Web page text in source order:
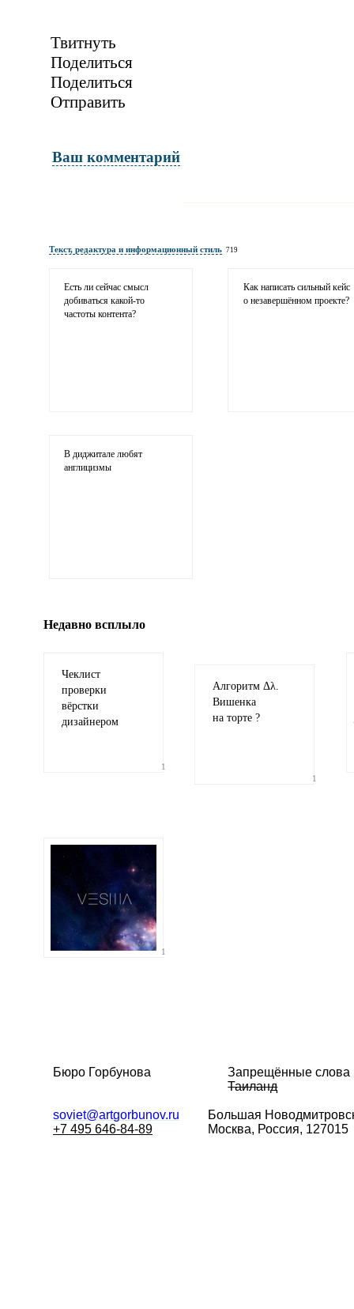
Твитнуть
Поделиться
Поделиться
Отправить
Ваш комментарий
обязательны полностью для публикации
Текст, редактура и информационный стиль 719
Есть ли сейчас смысл
добиватьсякакой-то
частоты контента?
Как написать сильный кейс
о незавершённом проекте?
В диджитале любят
англицизмы
Недавно всплыло
Чеклист
проверки
вёрстки
дизайнером
1
Алгоритм Δλ.
Вишенка
на торте ?
1
1
Бюро Горбунова
Запрещённые слова
Таиланд
soviet@artgorbunov.ru
+7 495 646-84-89
Большая
Москва, Россия, 127015